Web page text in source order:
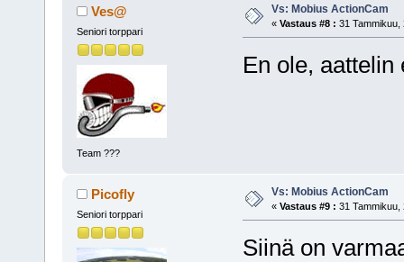
Ves@
Seniori torppari
Team ???
Vs: Mobius ActionCam
« Vastaus #8 : 31 Tammikuu,
En ole,
Picofly
Seniori torppari
Vs: Mobius ActionCam
« Vastaus #9 : 31 Tammikuu,
Siinä on